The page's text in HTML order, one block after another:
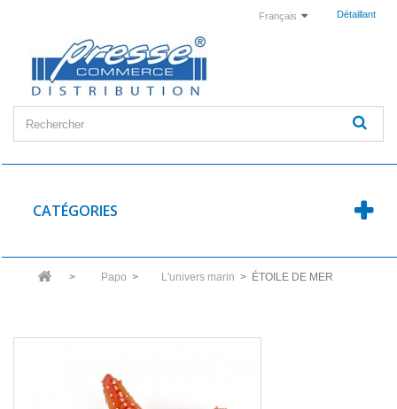
Détaillant
Français
CATÉGORIES
> Papo > L'univers marin > ÉTOILE DE MER